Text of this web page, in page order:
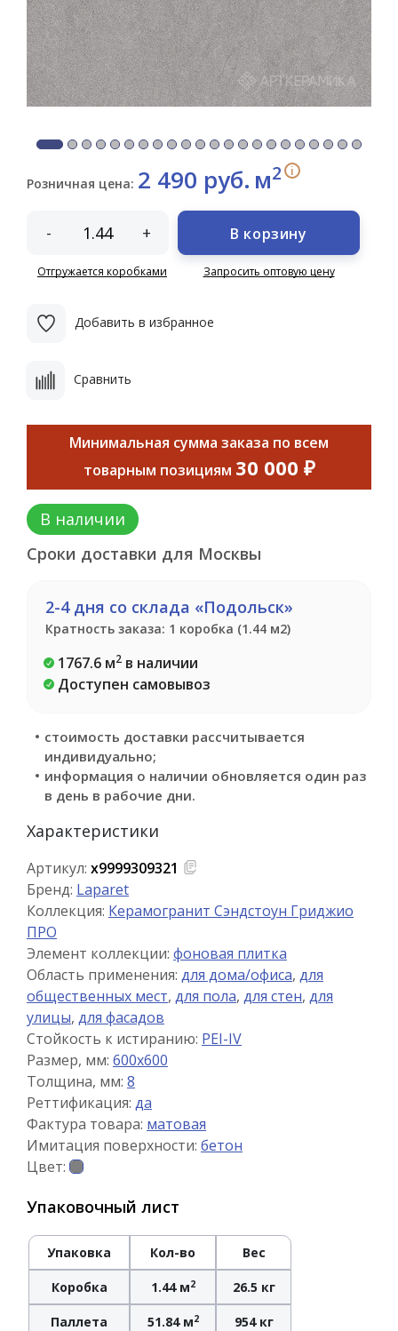
Розничная цена: 2 490 руб. м2 i
- +
Отгружается коробками
В корзину
Запросить оптовую цену
Добавить в избранное
Сравнить
Минимальная сумма заказа по всем
товарным позициям 30 000 ₽
В наличии
Сроки доставки для Москвы
2-4 дня со склада «Подольск»
Кратность заказа: 1 коробка (1.44 м2)
1767.6 м2 в наличии
Доступен самовывоз
стоимость доставки рассчитывается
индивидуально;
информация о наличии обновляется один раз
в день в рабочие дни.
Характеристики
Артикул: х9999309321
Бренд: Laparet
Коллекция: Керамогранит Сэндстоун Гриджио
ПРО
Элемент коллекции: фоновая плитка
Область применения: для дома/офиса, для
общественных мест, для пола, для стен, для
улицы, для фасадов
Стойкость к истиранию: PEI-IV
Размер, мм: 600x600
Толщина, мм: 8
Реттификация: да
Фактура товара: матовая
Имитация поверхности: бетон
Цвет:
Упаковочный лист
Упаковка Кол-во Вес
Коробка 1.44 м2 26.5 кг
Паллета 51.84 м2 954 кг